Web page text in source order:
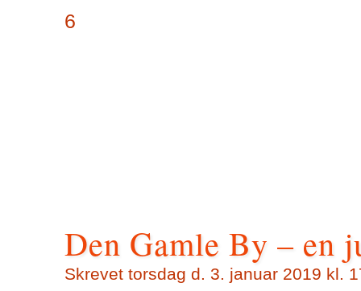
6
Den Gamle By – en
Skrevet torsdag d. 3. januar 2019 kl.